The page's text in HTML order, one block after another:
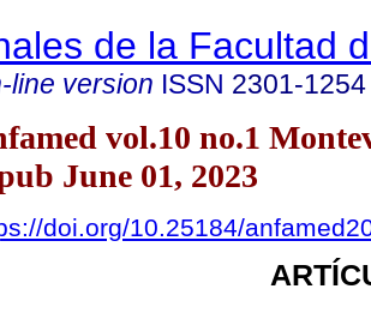
de la Facultad
line version ISSN 2301-1254
vol.10 no.1
June 01, 2023
doi.org/10.25184/